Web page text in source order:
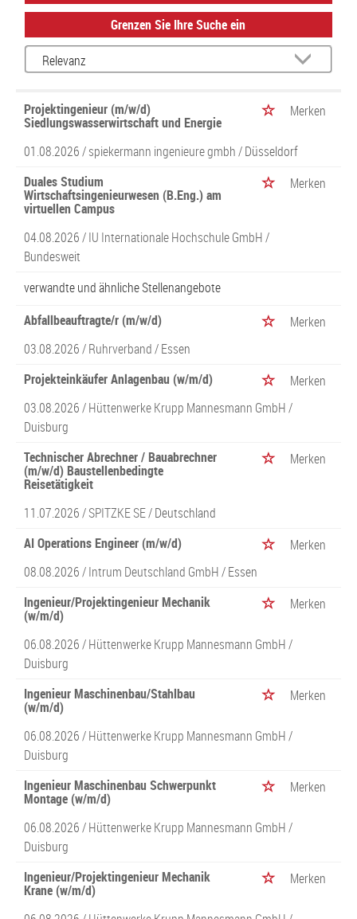
Grenzen Sie Ihre Suche ein
Projektingenieur (m/w/d)
Siedlungswasserwirtschaft und Energie
Merken
01.08.2026 /spiekermann ingenieure gmbh/ Düsseldorf
Duales Studium
Wirtschaftsingenieurwesen (B.Eng.) am
virtuellen Campus
Merken
04.08.2026 /IU Internationale Hochschule GmbH/
Bundesweit
verwandte und ähnliche Stellenangebote
Abfallbeauftragte/r (m/w/d)
Merken
03.08.2026 /Ruhrverband/ Essen
Projekteinkäufer Anlagenbau (w/m/d)
Merken
03.08.2026 /Hüttenwerke Krupp Mannesmann GmbH/
Duisburg
Technischer Abrechner / Bauabrechner
(m/w/d) Baustellenbedingte
Reisetätigkeit
Merken
11.07.2026 /SPITZKE SE/ Deutschland
AI Operations Engineer (m/w/d)
Merken
08.08.2026 /Intrum Deutschland GmbH/ Essen
Ingenieur/Projektingenieur Mechanik
(w/m/d)
Merken
06.08.2026 /Hüttenwerke Krupp Mannesmann GmbH/
Duisburg
Ingenieur Maschinenbau/Stahlbau
(w/m/d)
Merken
06.08.2026 /Hüttenwerke Krupp Mannesmann GmbH/
Duisburg
Ingenieur Maschinenbau Schwerpunkt
Montage (w/m/d)
Merken
06.08.2026 /Hüttenwerke Krupp Mannesmann GmbH/
Duisburg
Ingenieur/Projektingenieur Mechanik
Krane (w/m/d)
Merken